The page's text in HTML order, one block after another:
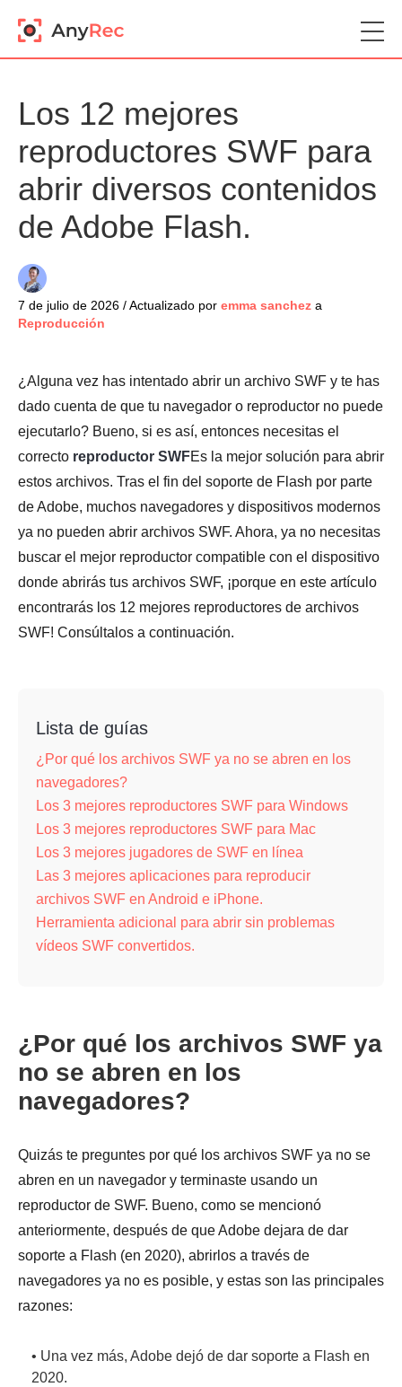
Los 12 mejores
reproductores SWF para
abrir diversos contenidos
de Adobe Flash.
7 de julio de 2026 / Actualizado por emma sanchez a
Reproducción
¿Alguna vez has intentado abrir un archivo SWF y te has
dado cuenta de que tu navegador o reproductor no puede
ejecutarlo? Bueno, si es así, entonces necesitas el
correcto reproductor SWFEs la mejor solución para abrir
estos archivos. Tras el fin del soporte de Flash por parte
de Adobe, muchos navegadores y dispositivos modernos
ya no pueden abrir archivos SWF. Ahora, ya no necesitas
buscar el mejor reproductor compatible con el dispositivo
donde abrirás tus archivos SWF, ¡porque en este artículo
encontrarás los 12 mejores reproductores de archivos
SWF! Consúltalos a continuación.
Lista de guías
¿Por qué los archivos SWF ya no se abren en los
navegadores?
Los 3 mejores reproductores SWF para Windows
Los 3 mejores reproductores SWF para Mac
Los 3 mejores jugadores de SWF en línea
Las 3 mejores aplicaciones para reproducir
archivos SWF en Android e iPhone.
Herramienta adicional para abrir sin problemas
vídeos SWF convertidos.
¿Por qué los archivos SWF ya
no se abren en los
navegadores?
Quizás te preguntes por qué los archivos SWF ya no se
abren en un navegador y terminaste usando un
reproductor de SWF. Bueno, como se mencionó
anteriormente, después de que Adobe dejara de dar
soporte a Flash (en 2020), abrirlos a través de
navegadores ya no es posible, y estas son las principales
razones:
• Una vez más, Adobe dejó de dar soporte a Flash en
2020.